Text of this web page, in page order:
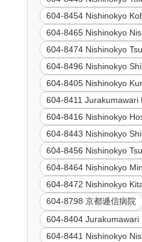
604-8454 Nishinokyo
604-8465 Nishinokyo
604-8474 Nishinokyo
604-8496 Nishinokyo
604-8405 Nishinokyo
604-8411 Jurakumawari
604-8416 Nishinokyo
604-8443 Nishinokyo
604-8456 Nishinokyo
604-8464 Nishinokyo
604-8472 Nishinokyo
604-8798 京都逓信病院
604-8404 Jurakumawari
604-8441 Nishinokyo